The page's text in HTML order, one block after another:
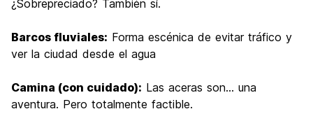
¿Sobrepreciado? También sí.
Barcos fluviales: Forma escénica de evitar tráfico y
ver la ciudad desde el agua
Camina (con cuidado): Las aceras son... una
aventura. Pero totalmente factible.